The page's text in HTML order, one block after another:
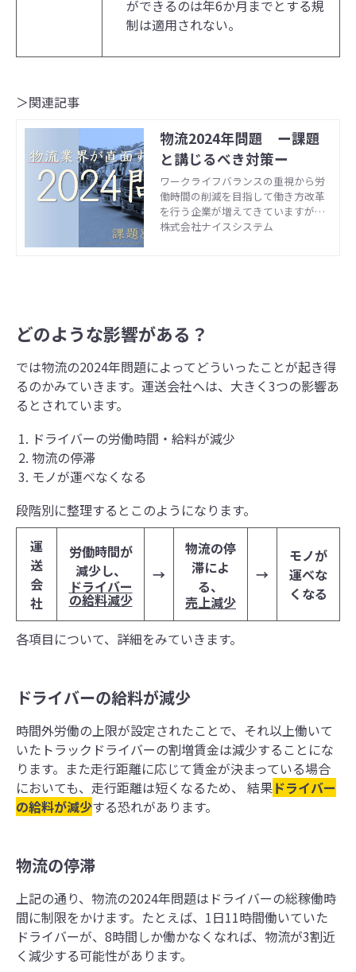
ができるのは年6か⽉までとする規
制は適用されない。
＞関連記事
物流2024年問題 ー課題
と講じるべき対策ー
ワークライフバランスの重視から労
働時間の削減を目指して働き方改革
を行う企業が増えてきていますが、
業務特性上、長時間労働の傾向があ
株式会社ナイスシステム
どのような影響がある？
では物流の2024年問題によってどういったことが起き得
るのかみていきます。運送会社へは、大きく3つの影響あ
るとされています。
ドライバーの労働時間・給料が減少
物流の停滞
モノが運べなくなる
段階別に整理するとこのようになります。
運
送
会
社
労働時間が
減少し、
ドライバー
の給料減少
→
物流の停
滞によ
る、
売上減少
→
モノが
運べな
くなる
各項目について、詳細をみていきます。
ドライバーの給料が減少
時間外労働の上限が設定されたことで、それ以上働いて
いたトラックドライバーの割増賃金は減少することにな
ります。また走行距離に応じて賃金が決まっている場合
においても、走行距離は短くなるため、 結果ドライバー
の給料が減少する恐れがあります。
物流の停滞
上記の通り、物流の2024年問題はドライバーの総稼働時
間に制限をかけます。たとえば、1日11時間働いていた
ドライバーが、8時間しか働かなくなれば、物流が3割近
く減少する可能性があります。